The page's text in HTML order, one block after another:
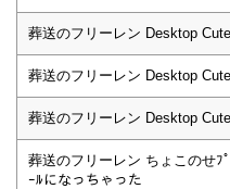
葬送のフリーレン Desktop
葬送のフリーレン Desktop
葬送のフリーレン Desktop
葬送のフリーレン ちょこのせﾌ
ｰﾙになっちゃった